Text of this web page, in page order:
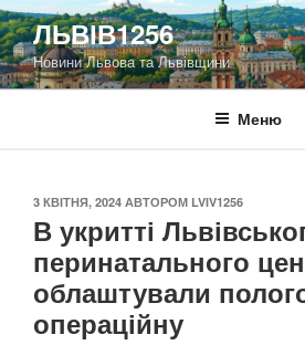
Перейти
до
вмісту
ЛЬВІВ1256
Новини Львова та Львівщини
Меню
ОПУБЛІКОВАНО
3 КВІТНЯ, 2024 АВТОРОМ LVIV1256
В укритті
перинатального
облаштували
операційну